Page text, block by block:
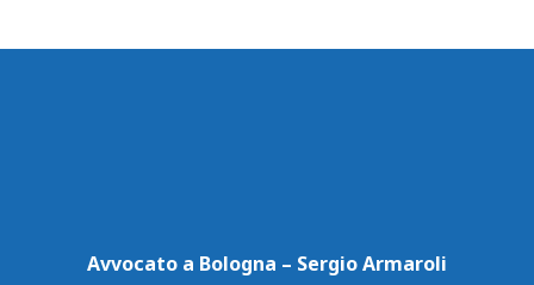
Avvocato a Bologna – Sergio Armaroli